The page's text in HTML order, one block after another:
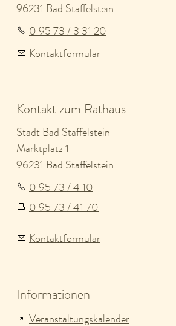
96231 Bad Staffelstein
0 95 73 / 3 31 20
Kontaktformular
Kontakt zum Rathaus
Stadt Bad Staffelstein
Marktplatz 1
96231 Bad Staffelstein
0 95 73 / 4 10
0 95 73 / 41 70
Kontaktformular
Informationen
Veranstaltungskalender